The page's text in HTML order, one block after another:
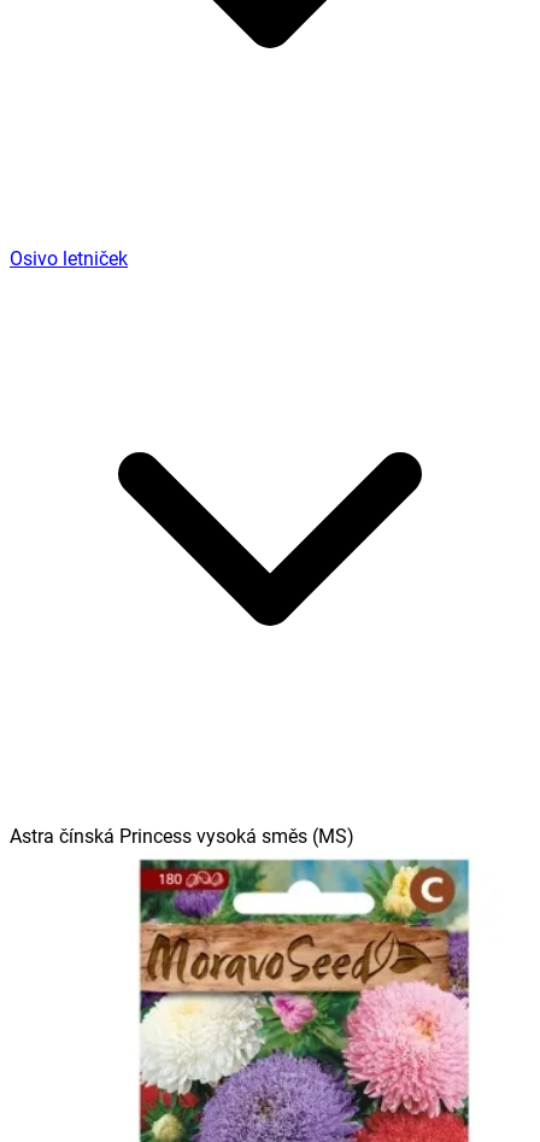
Osivo letniček
Astra čínská Princess vysoká směs (MS)